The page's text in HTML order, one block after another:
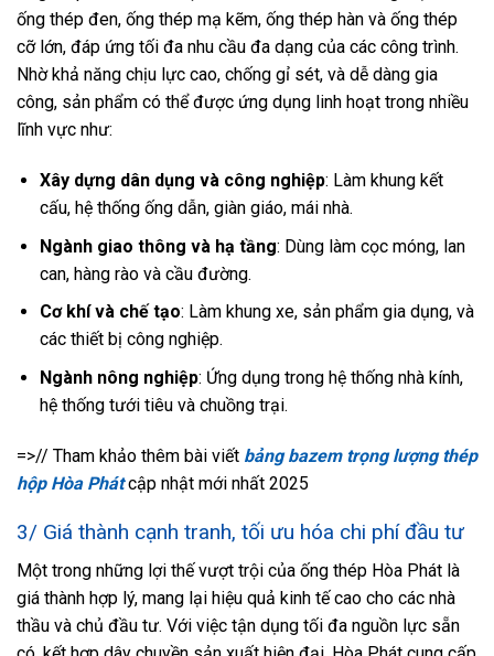
ống thép đen, ống thép mạ kẽm, ống thép hàn và ống thép
cỡ lớn, đáp ứng tối đa nhu cầu đa dạng của các công trình.
Nhờ khả năng chịu lực cao, chống gỉ sét, và dễ dàng gia
công, sản phẩm có thể được ứng dụng linh hoạt trong nhiều
lĩnh vực như:
Xây dựng dân dụng và công nghiệp: Làm khung kết
cấu, hệ thống ống dẫn, giàn giáo, mái nhà.
Ngành giao thông và hạ tầng: Dùng làm cọc móng, lan
can, hàng rào và cầu đường.
Cơ khí và chế tạo: Làm khung xe, sản phẩm gia dụng, và
các thiết bị công nghiệp.
Ngành nông nghiệp: Ứng dụng trong hệ thống nhà kính,
hệ thống tưới tiêu và chuồng trại.
=>// Tham khảo thêm bài viết bảng bazem trọng lượng thép
hộp Hòa Phátcập nhật mới nhất 2025
3/ Giá thành cạnh tranh, tối ưu hóa chi phí đầu tư
Một trong những lợi thế vượt trội của ống thép Hòa Phát là
giá thành hợp lý, mang lại hiệu quả kinh tế cao cho các nhà
thầu và chủ đầu tư. Với việc tận dụng tối đa nguồn lực sẵn